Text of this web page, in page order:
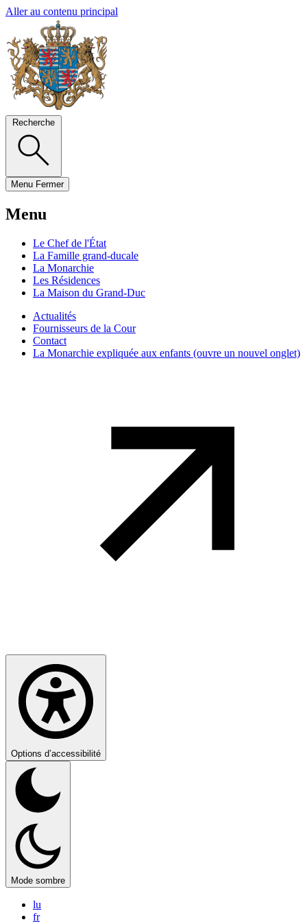
Aller au contenu principal
Recherche
Menu Fermer
Menu
Le Chef de l'État
La Famille grand-ducale
La Monarchie
Les Résidences
La Maison du Grand-Duc
Actualités
Fournisseurs de la Cour
Contact
La Monarchie expliquée aux enfants (ouvre un nouvel onglet)
Options d’accessibilité
Mode sombre
lu
fr